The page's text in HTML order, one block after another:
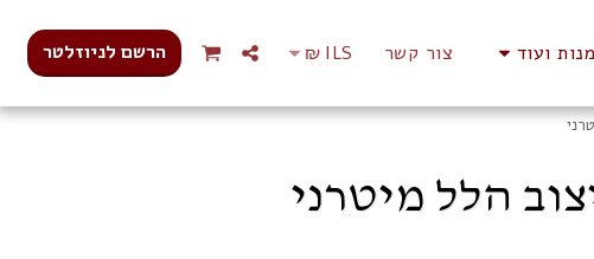
ועוד צור קשר ILS
₪ הרשם לניוזלטר
הלל מיטרני